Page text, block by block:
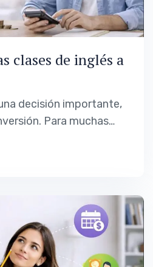
clases de inglés a
decisión importante,
Para muchas
sino el dinero.
de frustración. Hablar